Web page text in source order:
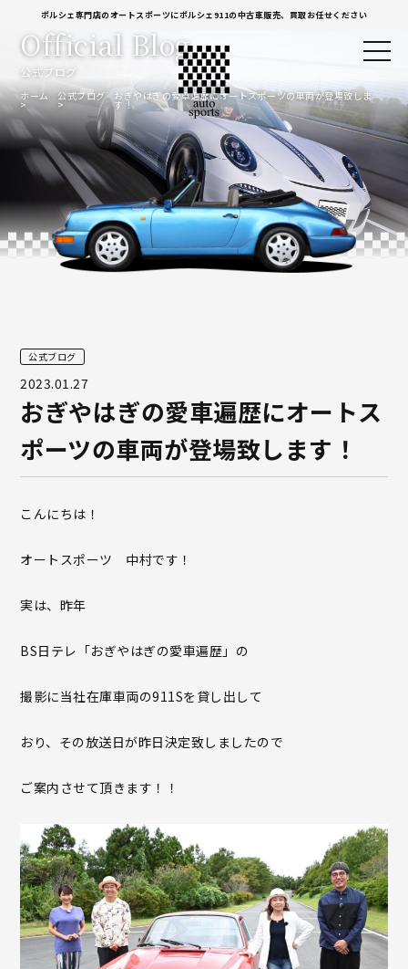
ポルシェ専門店のオートスポーツにポルシェ911の中古車販売、買取お任せください
公式ブログ
Official Blog
ホーム 公式ブログ おぎやはぎの愛車遍歴にオートスポーツの車両が登場致しま
す！
公式ブログ
2023.01.27
おぎやはぎの愛車遍歴にオートス
ポーツの車両が登場致します！
こんにちは！
オートスポーツ 中村です！
実は、昨年
BS日テレ「おぎやはぎの愛車遍歴」の
撮影に当社在庫車両の911Sを貸し出して
おり、その放送日が昨日決定致しましたので
ご案内させて頂きます！！